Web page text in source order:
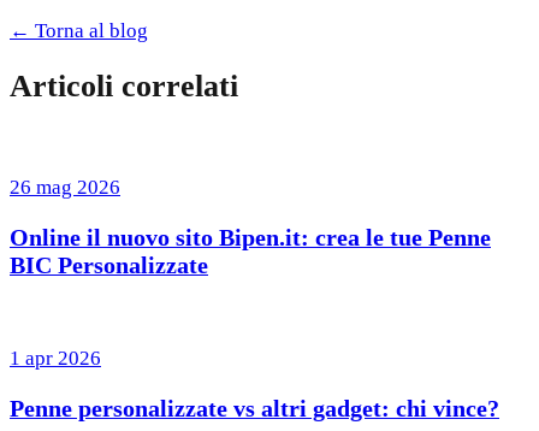
← Torna al blog
Articoli correlati
26 mag 2026
Online il nuovo sito Bipen.it: crea le tue Penne
BIC Personalizzate
1 apr 2026
Penne personalizzate vs altri gadget: chi vince?